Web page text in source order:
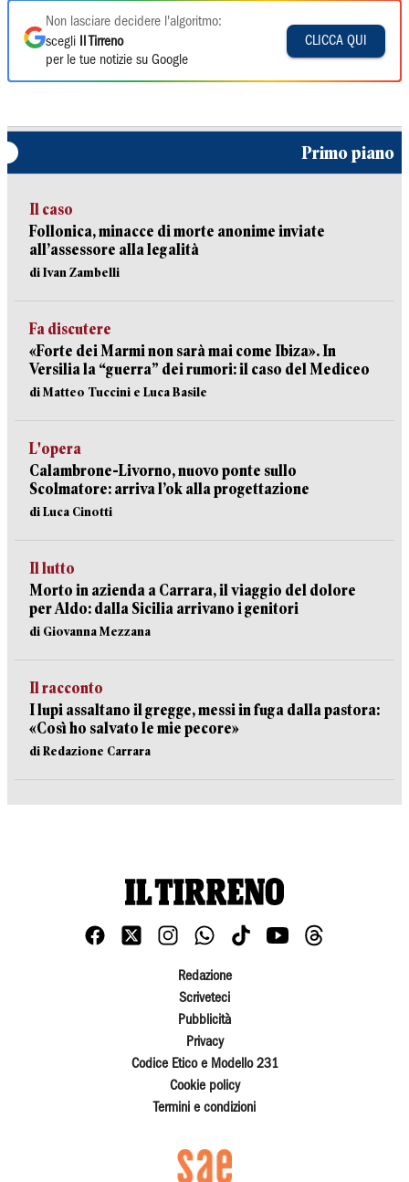
Non lasciare decidere l'algoritmo:
scegli
Il Tirreno
per le tue notizie su Google
CLICCA QUI
Primo piano
Il caso
Follonica, minacce di morte anonime inviate
all’assessore alla legalità
di Ivan Zambelli
Fa discutere
«Forte dei Marmi non sarà mai come Ibiza». In
Versilia la “guerra” dei rumori: il caso del Mediceo
di Matteo Tuccini e Luca Basile
L'opera
Calambrone-Livorno, nuovo ponte sullo
Scolmatore: arriva l’ok alla progettazione
di Luca Cinotti
Il lutto
Morto in azienda a Carrara, il viaggio del dolore
per Aldo: dalla Sicilia arrivano i genitori
di Giovanna Mezzana
Il racconto
I lupi assaltano il gregge, messi in fuga dalla pastora:
«Così ho salvato le mie pecore»
di Redazione Carrara
Redazione
Scriveteci
Pubblicità
Privacy
Codice Etico e Modello 231
Cookie policy
Termini e condizioni